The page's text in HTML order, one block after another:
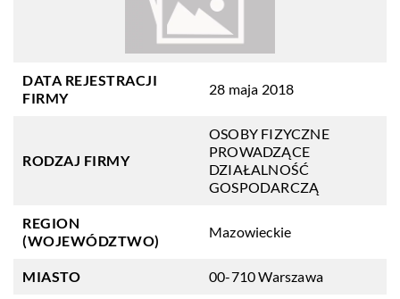
DATA REJESTRACJI
FIRMY
28 maja 2018
RODZAJ FIRMY
OSOBY FIZYCZNE
PROWADZĄCE
DZIAŁALNOŚĆ
GOSPODARCZĄ
REGION
(WOJEWÓDZTWO)
Mazowieckie
MIASTO 00-710 Warszawa